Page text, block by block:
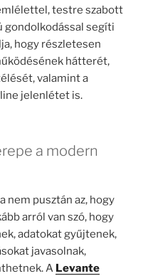
testre szabott
gondolkodással segíti
hogy részletesen
hátterét,
valamint a
jelenlétet is.
a modern
nem pusztán az, hogy
arról van szó, hogy
adatokat gyűjtenek,
javasolnak,
A Levante